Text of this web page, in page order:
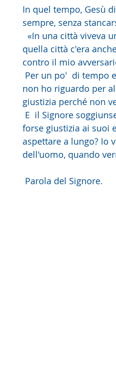
In quel tempo, Gesù
sempre, senza
quella città c'era
contro il mio
non ho riguardo per
giustizia perché non
forse giustizia ai suoi
aspettare a lungo? Io
dell'uomo, quando
Parola del Signore.